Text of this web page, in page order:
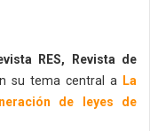
RES, Revista de
su tema central a
La
de leyes de